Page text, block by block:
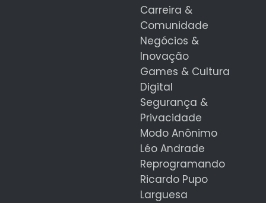
Carreira &
Comunidade
Negócios &
Inovação
Games & Cultura
Digital
Segurança &
Privacidade
Modo Anônimo
Léo Andrade
Reprogramando
Ricardo Pupo
Larguesa